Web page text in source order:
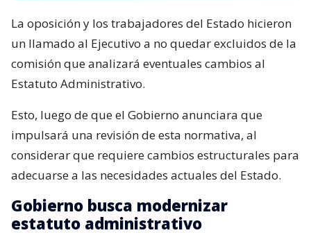
La oposición y los trabajadores del Estado hicieron
un llamado al Ejecutivo a no quedar excluidos de la
comisión que analizará eventuales cambios al
Estatuto Administrativo.
Esto, luego de que el Gobierno anunciara que
impulsará una revisión de esta normativa, al
considerar que requiere cambios estructurales para
adecuarse a las necesidades actuales del Estado.
Gobierno busca modernizar
estatuto administrativo